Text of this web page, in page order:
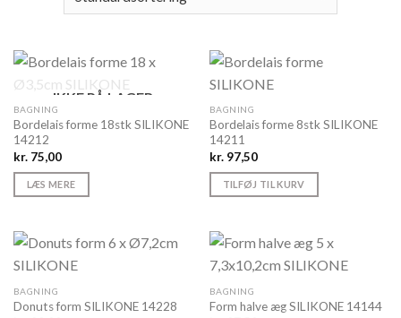
IKKE PÅ LAGER
BAGNING
Bordelais forme 18stk SILIKONE
14212
kr.75,00
LÆS MERE
BAGNING
Bordelais forme 8stk SILIKONE
14211
kr.97,50
TILFØJ TIL KURV
BAGNING
Donuts form SILIKONE 14228
BAGNING
Form halve æg SILIKONE 14144